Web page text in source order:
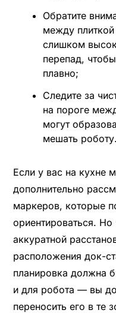
Обратите
между
слишком
перепад,
плавно;
Следите за
на пороге
могут
мешать роботу.
Если у вас на кухне
дополнительно
маркеров, которые
ориентироваться.
аккуратной
расположения док-
планировка должна
и для робота — вы
переносить его в те